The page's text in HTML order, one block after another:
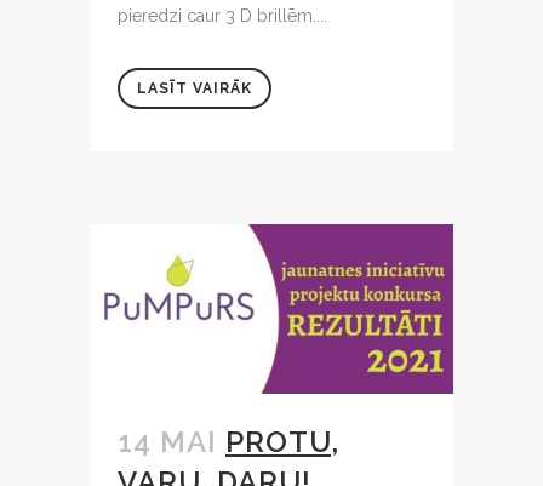
pieredzi caur 3 D brillēm....
LASĪT VAIRĀK
14 MAI PROTU,